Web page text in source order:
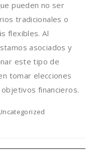
pueden no ser
tradicionales o
flexibles. Al
asociados y
este tipo de
tomar elecciones
financieros.